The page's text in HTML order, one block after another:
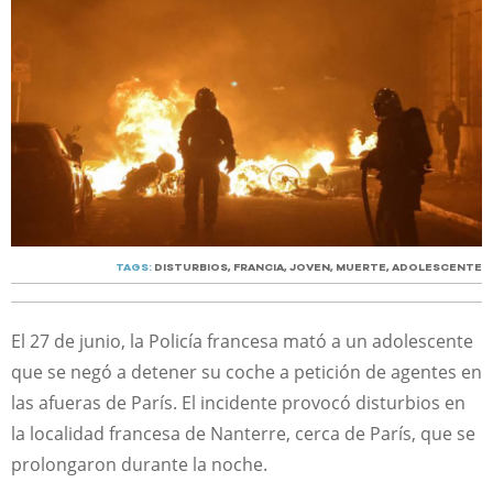
TAGS: DISTURBIOS, FRANCIA, JOVEN, MUERTE, ADOLESCENTE
El 27 de junio, la Policía francesa mató a un adolescente
que se negó a detener su coche a petición de agentes en
las afueras de París. El incidente provocó disturbios en
la localidad francesa de Nanterre, cerca de París, que se
prolongaron durante la noche.